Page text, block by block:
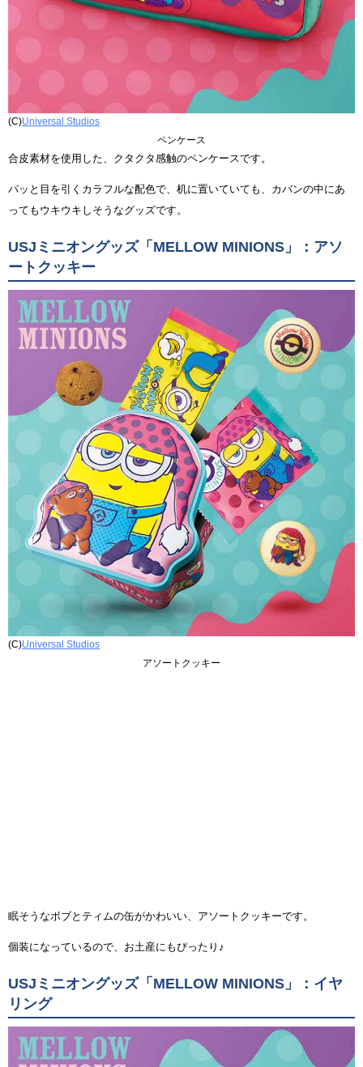
(C)Universal Studios
ペンケース
合皮素材を使用した、クタクタ感触のペンケースです。
パッと目を引くカラフルな配色で、机に置いていても、カバンの中にあ
ってもウキウキしそうなグッズです。
USJミニオングッズ「MELLOW MINIONS」：アソ
ートクッキー
(C)Universal Studios
アソートクッキー
眠そうなボブとティムの缶がかわいい、アソートクッキーです。
個装になっているので、お土産にもぴったり♪
USJミニオングッズ「MELLOW MINIONS」：イヤ
リング